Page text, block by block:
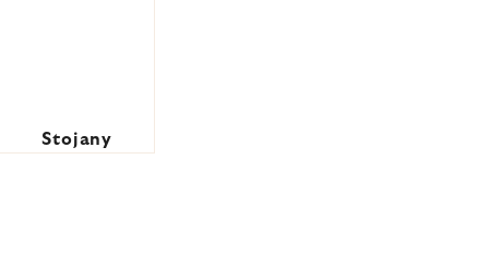
Stojany